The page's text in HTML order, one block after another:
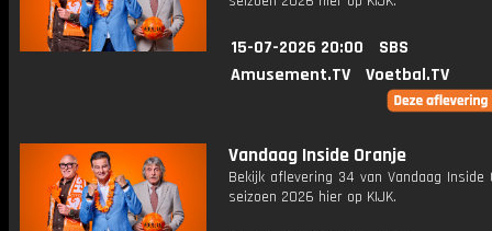
15-07-2026 20:00
SBS
Amusement.TV
Voetbal.TV
Vandaag Inside Oranje
Bekijk aflevering 34 van Vandaag Inside
seizoen 2026 hier op KIJK.